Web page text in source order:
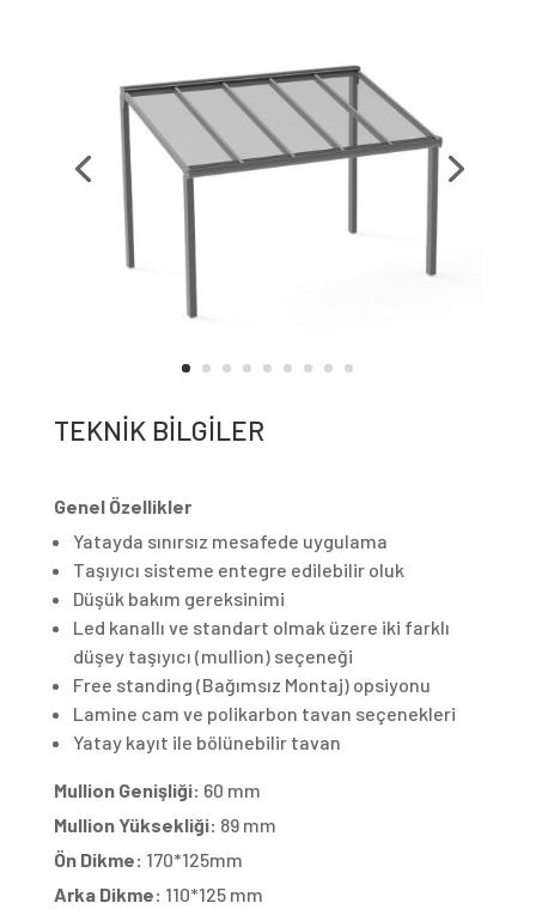
TEKNİK BİLGİLER
Genel Özellikler
Yatayda sınırsız mesafede uygulama
Taşıyıcı sisteme entegre edilebilir oluk
Düşük bakım gereksinimi
Led kanallı ve standart olmak üzere iki farklı
düşey taşıyıcı (mullion) seçeneği
Free standing (Bağımsız Montaj) opsiyonu
Lamine cam ve polikarbon tavan seçenekleri
Yatay kayıt ile bölünebilir tavan
Mullion Genişliği: 60 mm
Mullion Yüksekliği: 89 mm
Ön Dikme: 170*125mm
Arka Dikme: 110*125 mm